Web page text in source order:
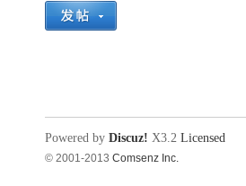
Powered by Discuz! X3.2 Licensed
© 2001-2013 Comsenz Inc.